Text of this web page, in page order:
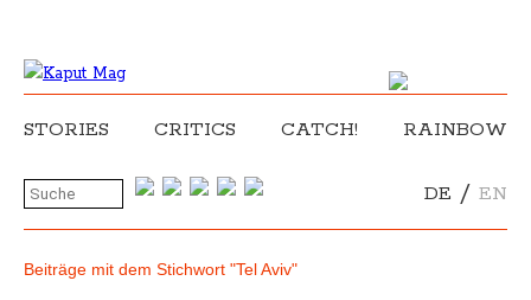
STORIES CRITICS CATCH! RAINBOW
DE / EN
Beiträge mit dem Stichwort "Tel Aviv"